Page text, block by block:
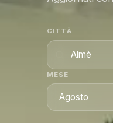
CITTÀ
MESE